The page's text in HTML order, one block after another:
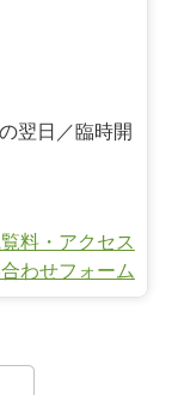
翌日／臨時開
料・アクセス
わせフォーム